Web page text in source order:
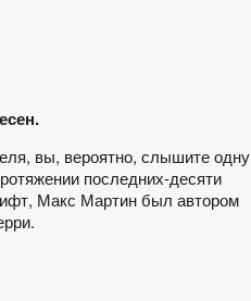
вы, вероятно, слышите одну
последних-десяти
Макс Мартин был автором